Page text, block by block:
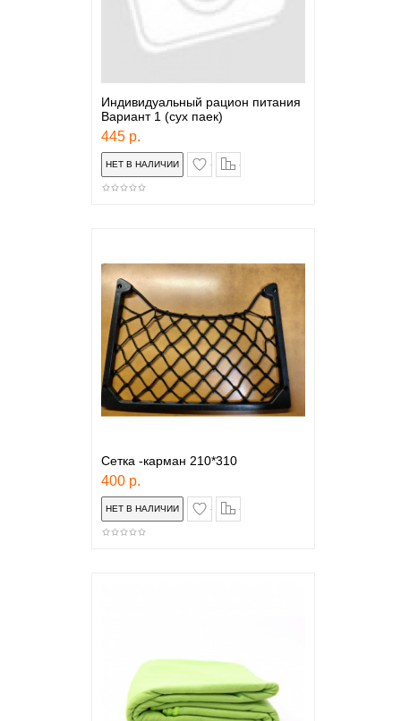
Индивидуальный рацион питания
Вариант 1 (сух паек)
445 р.
в закладки
Сетка -карман 210*310
400 р.
в закладки